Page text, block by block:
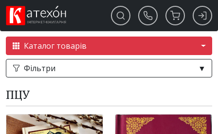
Каталог товарів
Фільтри ▼
ПЦУ